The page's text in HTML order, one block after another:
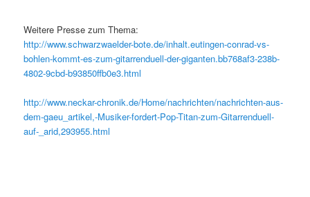
Weitere Presse zum Thema:
http://www.schwarzwaelder-bote.de/inhalt.eutingen-conrad-vs-
bohlen-kommt-es-zum-gitarrenduell-der-giganten.bb768af3-238b-
4802-9cbd-b93850ffb0e3.html
http://www.neckar-chronik.de/Home/nachrichten/nachrichten-aus-
dem-gaeu_artikel,-Musiker-fordert-Pop-Titan-zum-Gitarrenduell-
auf-_arid,293955.html